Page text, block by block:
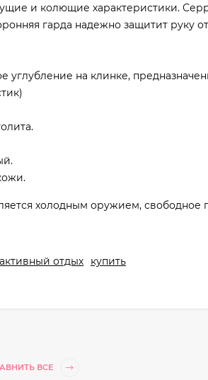
и колющие характеристики.
гарда надежно защитит руку
углубление на клинке,
холодным оружием,
активный отдых купить
ВСЕ